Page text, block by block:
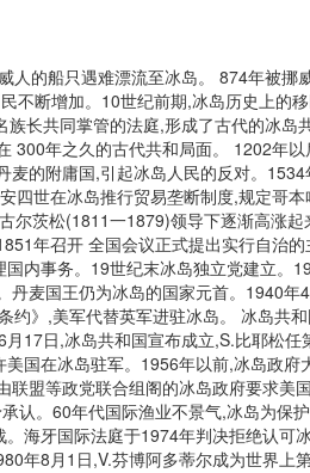
的船只遇难漂流至冰岛。 874年被挪
不断增加。10世纪前期,冰岛历史上
长共同掌管的法庭,形成了古代的冰
300年之久的古代共和局面。 1202年
的附庸国,引起冰岛人民的反对。
四世在冰岛推行贸易垄断制度,规定哥
尔茨松(1811一1879)领导下逐渐高涨
年召开 全国会议正式提出实行自治
内事务。19世纪末冰岛独立党建立
麦国王仍为冰岛的国家元首。1940
约》,美军代替英军进驻冰岛。 冰岛
17日,冰岛共和国宣布成立,S.比耶松
国在冰岛驻军。1956年以前,冰岛政
盟等政党联合组阁的冰岛政府要求
认。60年代国际渔业不景气,冰岛为
海牙国际法庭于1974年判决拒绝认
年8月1日,V.芬博阿多蒂尔成为世界上